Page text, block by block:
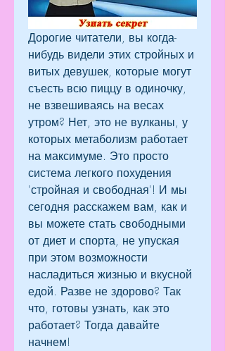
Дорогие читатели, вы когда-
нибудь видели этих стройных и
витых девушек, которые могут
съесть всю пиццу в одиночку,
не взвешиваясь на весах
утром? Нет, это не вулканы, у
которых метаболизм работает
на максимуме. Это просто
система легкого похудения
'стройная и свободная'! И мы
сегодня расскажем вам, как и
вы можете стать свободными
от диет и спорта, не упуская
при этом возможности
насладиться жизнью и вкусной
едой. Разве не здорово? Так
что, готовы узнать, как это
работает? Тогда давайте
начнем!